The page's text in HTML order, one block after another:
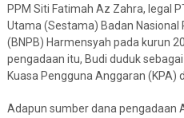
PPM Siti Fatimah Az Zahra, legal
Utama (Sestama) Badan Nasional
(BNPB) Harmensyah pada kurun
pengadaan itu, Budi duduk
Kuasa Pengguna Anggaran (KPA)
Adapun sumber dana pengadaan